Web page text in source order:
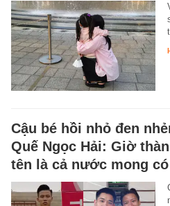
Cậu bé hồi nhỏ đen
Quế Ngọc Hải: Giờ
tên là cả nước mong